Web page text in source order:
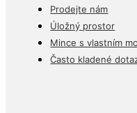
Prodejte nám
Úložný prostor
Mince s vlastním
Často kladené